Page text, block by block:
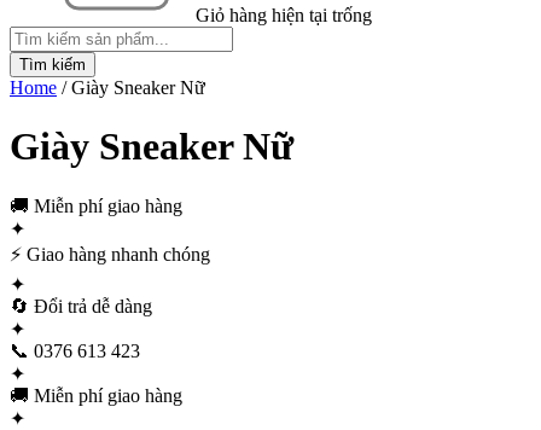
Giỏ hàng hiện tại trống
Home /Giày Sneaker Nữ
Giày Sneaker Nữ
🚚 Miễn phí giao hàng
✦
⚡ Giao hàng nhanh chóng
✦
🔄 Đổi trả dễ dàng
✦
📞 0376 613 423
✦
🚚 Miễn phí giao hàng
✦